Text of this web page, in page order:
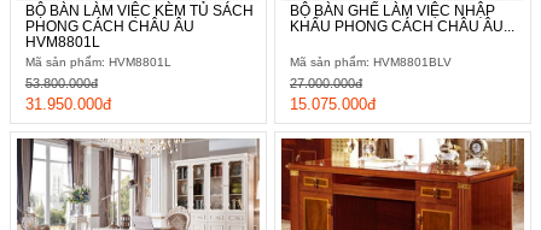
BỘ BÀN LÀM VIỆC KÈM TỦ SÁCH
PHONG CÁCH CHÂU ÂU
HVM8801L
Mã sản phẩm: HVM8801L
31.950.000đ
53.800.000đ
BỘ BÀN GHẾ LÀM VIỆC NHẬP
KHẨU PHONG CÁCH CHÂU ÂU...
Mã sản phẩm: HVM8801BLV
15.075.000đ
27.000.000đ